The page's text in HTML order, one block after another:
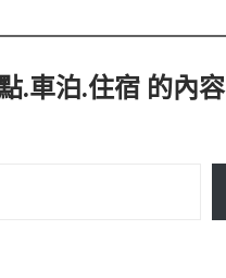
.車泊.住宿 的內容